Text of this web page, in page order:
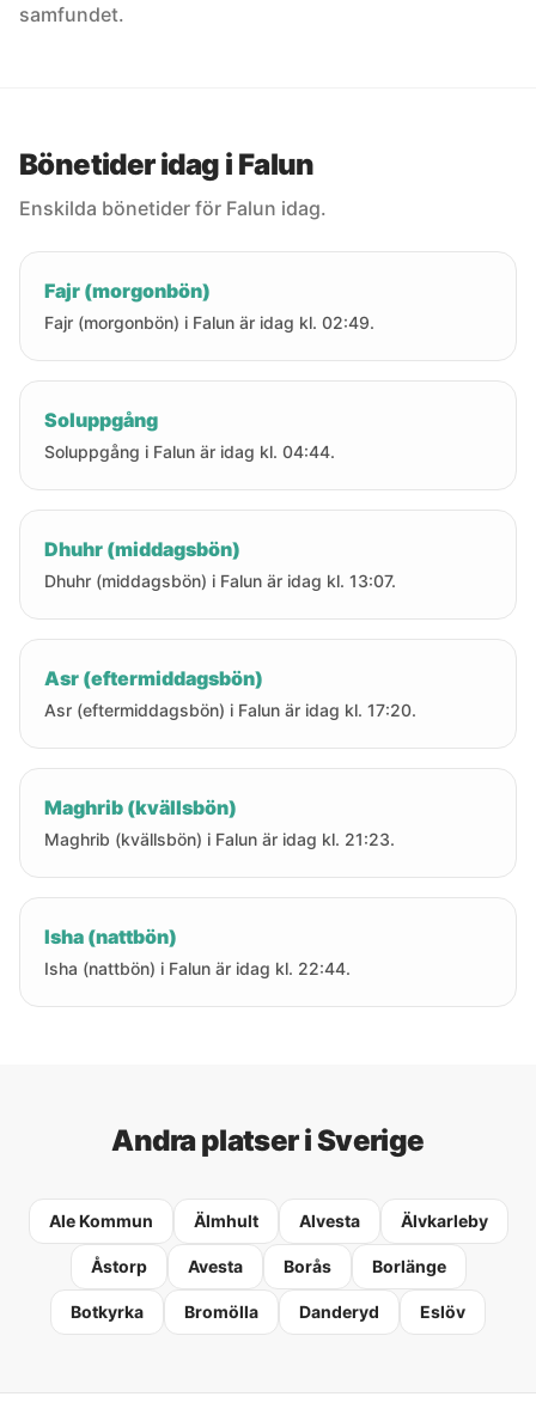
samfundet.
Bönetider idag i Falun
Enskilda bönetider för Falun idag.
Fajr (morgonbön)
Fajr (morgonbön) i Falun är idag kl. 02:49.
Soluppgång
Soluppgång i Falun är idag kl. 04:44.
Dhuhr (middagsbön)
Dhuhr (middagsbön) i Falun är idag kl. 13:07.
Asr (eftermiddagsbön)
Asr (eftermiddagsbön) i Falun är idag kl. 17:20.
Maghrib (kvällsbön)
Maghrib (kvällsbön) i Falun är idag kl. 21:23.
Isha (nattbön)
Isha (nattbön) i Falun är idag kl. 22:44.
Andra platser i Sverige
Ale Kommun Älmhult Alvesta Älvkarleby
Åstorp Avesta Borås Borlänge
Botkyrka Bromölla Danderyd Eslöv